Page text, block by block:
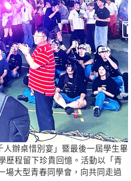
人辦桌惜別宴」暨最後一屆學生畢
歷程留下珍貴回憶。活動以「青
場大型青春同學會，向共同走過